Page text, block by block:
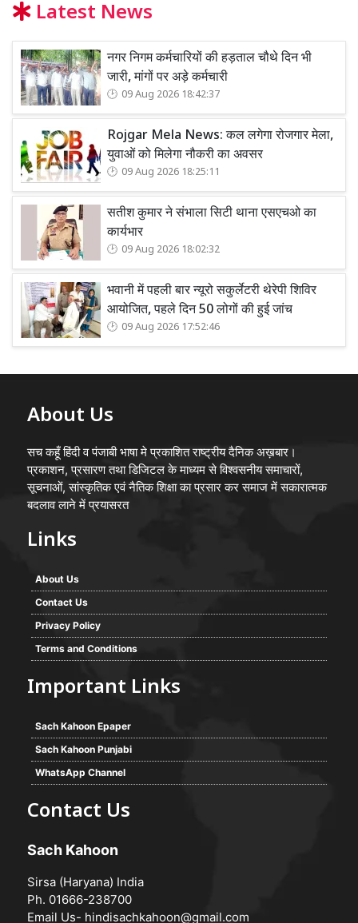
Latest News
नगर निगम कर्मचारियों की हड़ताल चौथे दिन भी
जारी, मांगों पर अड़े कर्मचारी
09 Aug 2026 18:42:37
Rojgar Mela News: कल लगेगा रोजगार मेला,
युवाओं को मिलेगा नौकरी का अवसर
09 Aug 2026 18:25:11
सतीश कुमार ने संभाला सिटी थाना एसएचओ का
कार्यभार
09 Aug 2026 18:02:32
भवानी में पहली बार न्यूरो सकुर्लेटरी थेरेपी शिविर
आयोजित, पहले दिन 50 लोगों की हुई जांच
09 Aug 2026 17:52:46
About Us
सच कहूँ हिंदी व पंजाबी भाषा मे प्रकाशित राष्ट्रीय दैनिक अख़बार।
प्रकाशन, प्रसारण तथा डिजिटल के माध्यम से विश्वसनीय समाचारों,
सूचनाओं, सांस्कृतिक एवं नैतिक शिक्षा का प्रसार कर समाज में सकारात्मक
बदलाव लाने में प्रयासरत
Links
About Us
Contact Us
Privacy Policy
Terms and Conditions
Important Links
Sach Kahoon Epaper
Sach Kahoon Punjabi
WhatsApp Channel
Contact Us
Sach Kahoon
Sirsa (Haryana) India
Ph. 01666-238700
Email Us- hindisachkahoon@gmail.com